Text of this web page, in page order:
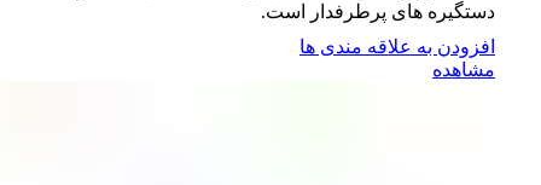
دستگیره های پرطرفدار است.
افزودن به علاقه مندی ها
مشاهده